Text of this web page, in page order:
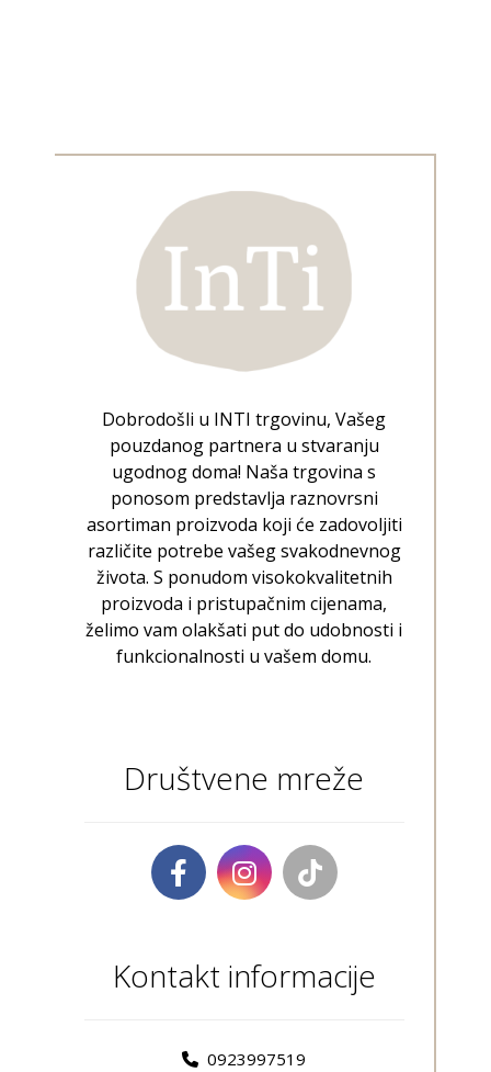
Dobrodošli u INTI trgovinu, Vašeg
pouzdanog partnera u stvaranju
ugodnog doma! Naša trgovina s
ponosom predstavlja raznovrsni
asortiman proizvoda koji će zadovoljiti
različite potrebe vašeg svakodnevnog
života. S ponudom visokokvalitetnih
proizvoda i pristupačnim cijenama,
želimo vam olakšati put do udobnosti i
funkcionalnosti u vašem domu.
Društvene mreže
Kontakt informacije
0923997519